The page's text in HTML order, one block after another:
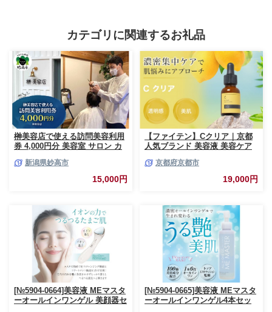
カテゴリに関連するお礼品
榊美容店で使える訪問美容利用
券 4,000円分 美容室 サロン カ
ギフト プレゼント 贈答 新潟県
新潟県妙高市
15,000円
【ファイテン】Cクリア｜京都
人気ブランド 美容液 美容ケア
ンC誘導体 美容液 紫外線 毛穴
シミ ザラつき ビタミン 保湿 ス
キンケア 化粧品 人気 おすすめ
寄せ 通販 送料無料 ふるさと納
京都府京都市
19,000円
[№5904-0664]美容液 MEマスタ
ーオールインワンゲル 美顔器セ
[№5904-0665]美容液 MEマスタ
ーオールインワンゲル4本セッ